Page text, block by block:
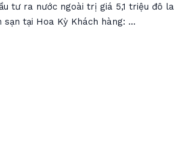
tư ra nước ngoài trị giá 5,1 triệu đô la
sạn tại Hoa Kỳ Khách hàng: ...